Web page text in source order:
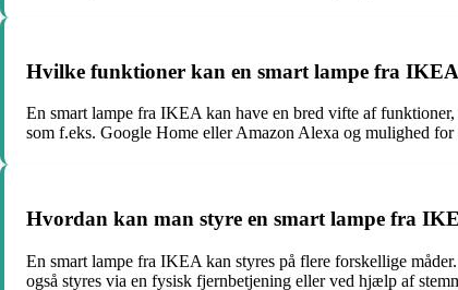
Hvilke funktioner kan en smart lampe fra
En smart lampe fra IKEA kan have en bred vifte af
som f.eks. Google Home eller Amazon Alexa og mulighed for
Hvordan kan man styre en smart lampe fra
En smart lampe fra IKEA kan styres på flere forskellige
også styres via en fysisk fjernbetjening eller ved hjælp af